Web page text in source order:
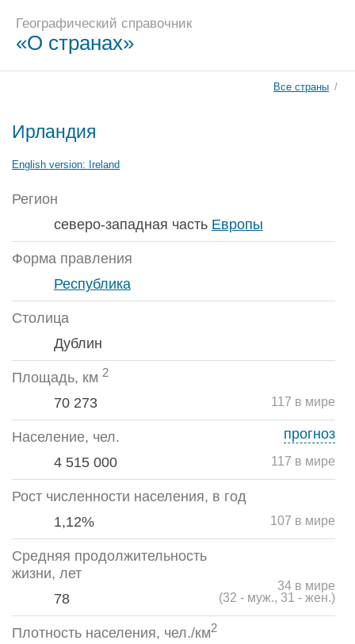
Географический справочник
«О странах»
Все страны /
Ирландия
English version: Ireland
Регион
северо-западная часть Европы
Форма правления
Республика
Столица
Дублин
Площадь, км 2
117 в мире
70 273
Население, чел.
117 в мире
4 515 000
прогноз
Рост численности населения, в год
107 в мире
1,12%
Средняя продолжительность
жизни, лет
78
34 в мире
(32 - муж., 31 - жен.)
Плотность населения, чел./км2